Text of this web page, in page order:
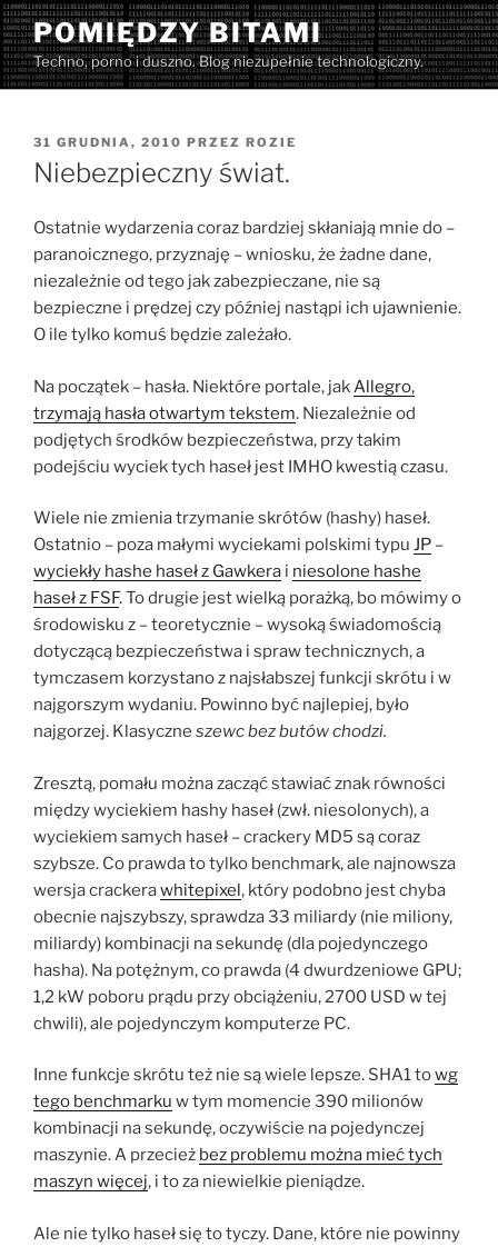
Przejdź
do
treści
POMIĘDZY BITAMI
Techno, porno i duszno. Blog niezupełnie technologiczny.
OPUBLIKOWANE
W
31 GRUDNIA, 2010 PRZEZ ROZIE
Niebezpieczny świat.
Ostatnie wydarzenia coraz bardziej skłaniają mnie do –
paranoicznego, przyznaję – wniosku, że żadne dane,
niezależnie od tego jak zabezpieczane, nie są
bezpieczne i prędzej czy później nastąpi ich ujawnienie.
O ile tylko komuś będzie zależało.
Na początek – hasła. Niektóre portale, jakAllegro,
trzymają hasła otwartym tekstem. Niezależnie od
podjętych środków bezpieczeństwa, przy takim
podejściu wyciek tych haseł jest IMHO kwestią czasu.
Wiele nie zmienia trzymanie skrótów (hashy) haseł.
Ostatnio – poza małymi wyciekami polskimi typu JP –
wyciekły hashe haseł z Gawkera i niesolone hashe
haseł z FSF. To drugie jest wielką porażką, bo mówimy o
środowisku z – teoretycznie – wysoką świadomością
dotyczącą bezpieczeństwa i spraw technicznych, a
tymczasem korzystano z najsłabszej funkcji skrótu i w
najgorszym wydaniu. Powinno być najlepiej, było
najgorzej. Klasyczne szewc bez butów chodzi.
Zresztą, pomału można zacząć stawiać znak równości
między wyciekiem hashy haseł (zwł. niesolonych), a
wyciekiem samych haseł – crackery MD5 są coraz
szybsze. Co prawda to tylko benchmark, ale najnowsza
wersja crackerawhitepixel, który podobno jest chyba
obecnie najszybszy, sprawdza 33 miliardy (nie miliony,
miliardy) kombinacji na sekundę (dla pojedynczego
hasha). Na potężnym, co prawda (4 dwurdzeniowe GPU;
1,2 kW poboru prądu przy obciążeniu, 2700 USD w tej
chwili), ale pojedynczym komputerze PC.
Inne funkcje skrótu też nie są wiele lepsze. SHA1 towg
tego benchmarku w tym momencie 390 milionów
kombinacji na sekundę, oczywiście na pojedynczej
maszynie. A przecież bez problemu można mieć tych
maszyn więcej, i to za niewielkie pieniądze.
Ale nie tylko haseł się to tyczy. Dane, które nie powinny